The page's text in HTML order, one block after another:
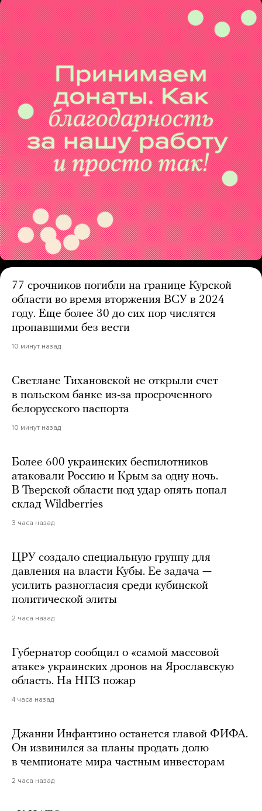
77 срочников погибли на границе Курской
области во время вторжения ВСУ в 2024
году. Еще более 30 до сих пор числятся
пропавшими без вести
10 минут назад
Светлане Тихановской не открыли счет
в польском банке из-за просроченного
белорусского паспорта
10 минут назад
Более 600 украинских беспилотников
атаковали Россию и Крым за одну ночь.
В Тверской области под удар опять попал
склад Wildberries
3 часа назад
ЦРУ создало специальную группу для
давления на власти Кубы. Ее задача —
усилить разногласия среди кубинской
политической элиты
2 часа назад
Губернатор сообщил о «самой массовой
атаке» украинских дронов на Ярославскую
область. На НПЗ пожар
4 часа назад
Джанни Инфантино останется главой ФИФА.
Он извинился за планы продать долю
в чемпионате мира частным инвесторам
2 часа назад